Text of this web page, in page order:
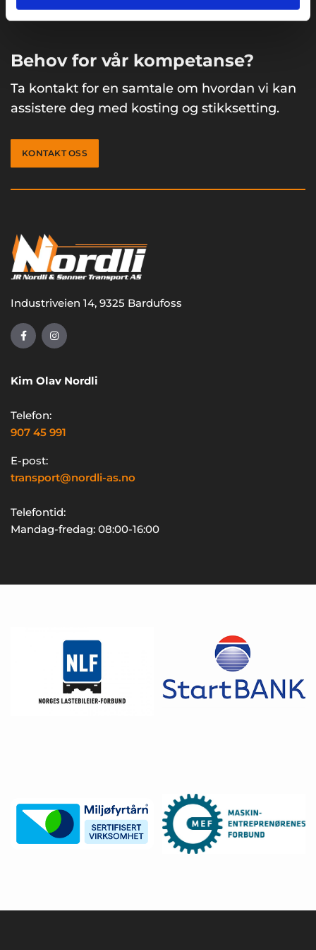
Behov for vår kompetanse?
Ta kontakt for en samtale om hvordan vi kan
assistere deg med kosting og stikksetting.
KONTAKT OSS
Industriveien 14, 9325 Bardufoss
Kim Olav Nordli
Telefon:
907 45 991
E-post:
transport@nordli-as.no
Telefontid:
Mandag-fredag: 08:00-16:00